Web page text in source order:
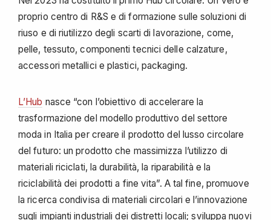
proprio centro di R&S e di formazione sulle soluzioni di
riuso e di riutilizzo degli scarti di lavorazione, come,
pelle, tessuto, componenti tecnici delle calzature,
accessori metallici e plastici, packaging.
L’Hub nasce “con l’obiettivo di accelerare la
trasformazione del modello produttivo del settore
moda in Italia per creare il prodotto del lusso circolare
del futuro: un prodotto che massimizza l’utilizzo di
materiali riciclati, la durabilità, la riparabilità e la
riciclabilità dei prodotti a fine vita”. A tal fine, promuove
la ricerca condivisa di materiali circolari e l’innovazione
sugli impianti industriali dei distretti locali; sviluppa nuovi